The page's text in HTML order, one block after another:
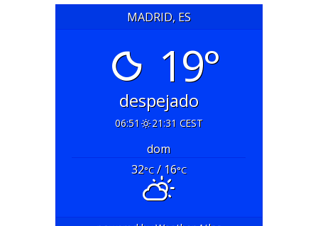
MADRID, ES
19°
despejado
06:51 21:31 CEST
dom
32°C/ 16°C